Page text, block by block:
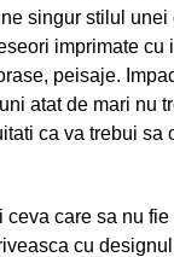
singur stilul unei
imprimate cu
peisaje.
atat de mari nu
ca va trebui sa
ceva care sa nu
cu